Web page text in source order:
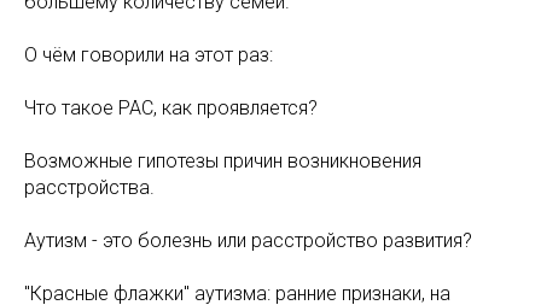
О чём говорили на этот раз:
Что такое РАС, как проявляется?
Возможные гипотезы причин возникновения
расстройства.
Аутизм - это болезнь или расстройство развития?
"Красные флажки" аутизма: ранние признаки, на